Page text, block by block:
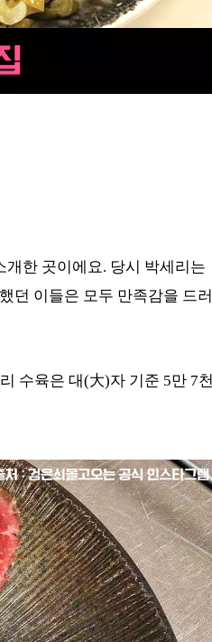
개한 곳이에요. 당시 박세리는
던 이들은 모두 만족감을 드러
수육은 대(大)자 기준 5만 7천